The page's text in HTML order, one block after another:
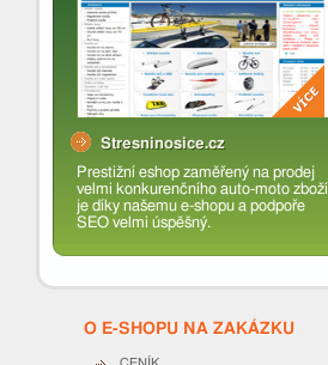
Stresninosice.cz
Prestižní eshop zaměřený na prodej
velmi konkurenčního auto-moto zboží
je díky našemu e-shopu a podpoře
SEO velmi úspěšný.
O E-SHOPU NA ZAKÁZKU